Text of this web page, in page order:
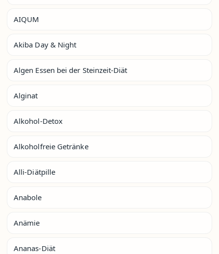
AIQUM
Akiba Day & Night
Algen Essen bei der Steinzeit-Diät
Alginat
Alkohol-Detox
Alkoholfreie Getränke
Alli-Diätpille
Anabole
Anämie
Ananas-Diät